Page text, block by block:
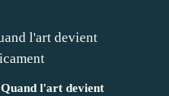
Quand l'art devient